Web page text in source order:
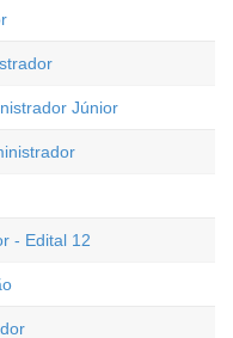
Júnior
- Edital 12